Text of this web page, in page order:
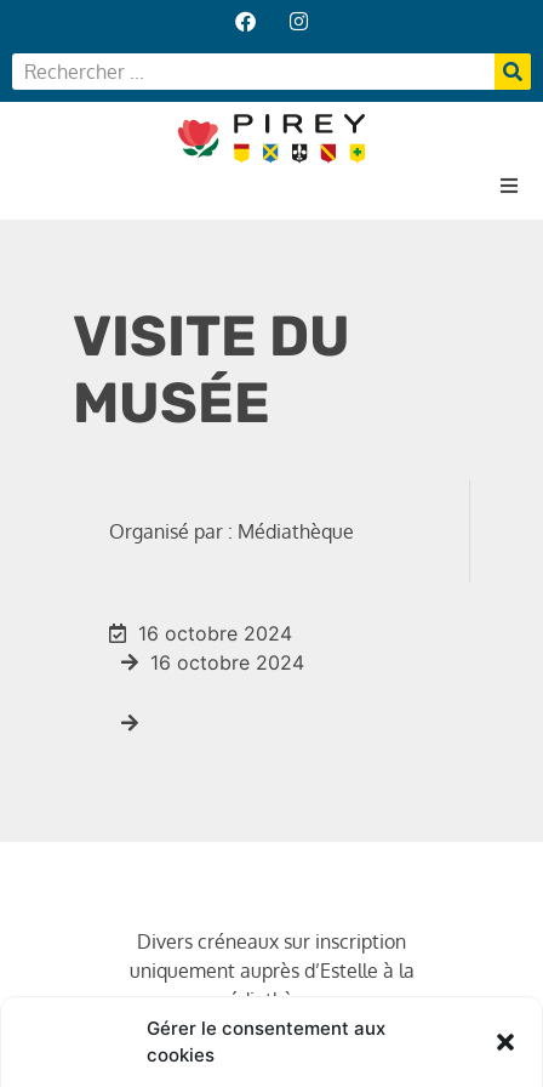
Gérer le consentement aux
cookies
Vos services
Vie localeVISITE DU
MUSÉE
Organisé par : Médiathèque
16 octobre 2024
16 octobre 2024
Divers créneaux sur inscription
uniquement auprès d’Estelle à la
médiathèque.